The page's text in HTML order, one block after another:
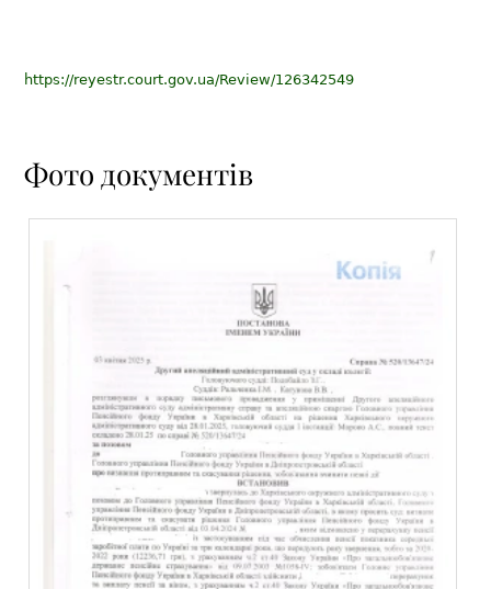
https://reyestr.court.gov.ua/Review/126342549
Фото документів